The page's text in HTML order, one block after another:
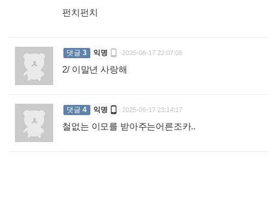
펀치펀치
댓글 3 익명  2025-06-17 22:07:05
2/ 이말년 사랑해
댓글 4 익명  2025-06-17 23:14:17
철없는 이모를 받아주는어른조카..